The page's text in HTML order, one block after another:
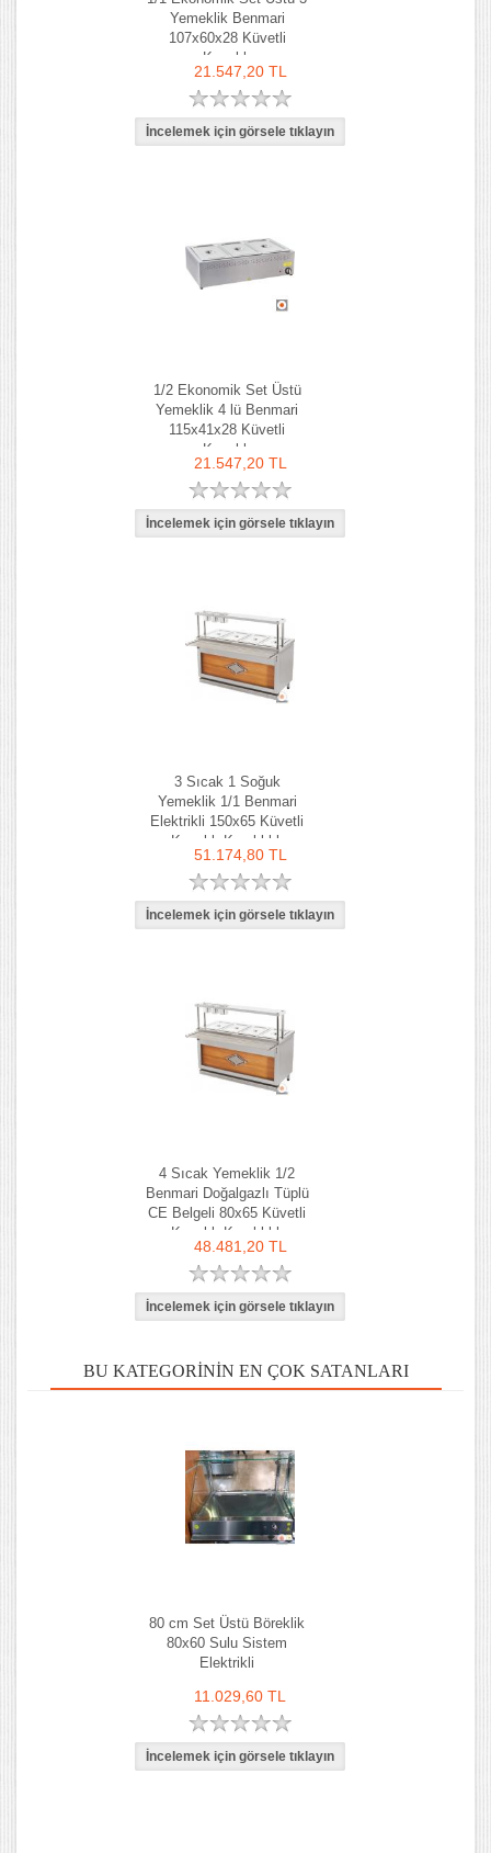
Yemeklik Benmari
107x60x28 Küvetli
Kapaklı
21.547,20 TL
1/2 Ekonomik Set Üstü
Yemeklik 4 lü Benmari
115x41x28 Küvetli
Kapaklı
21.547,20 TL
3 Sıcak 1 Soğuk
Yemeklik 1/1 Benmari
Elektrikli 150x65 Küvetli
Kapaklı Kaşıklıklı
51.174,80 TL
4 Sıcak Yemeklik 1/2
Benmari Doğalgazlı Tüplü
CE Belgeli 80x65 Küvetli
Kapaklı Kaşıklıklı
48.481,20 TL
BU KATEGORININ EN ÇOK SATANLARI
80 cm Set Üstü Böreklik
80x60 Sulu Sistem
Elektrikli
11.029,60 TL